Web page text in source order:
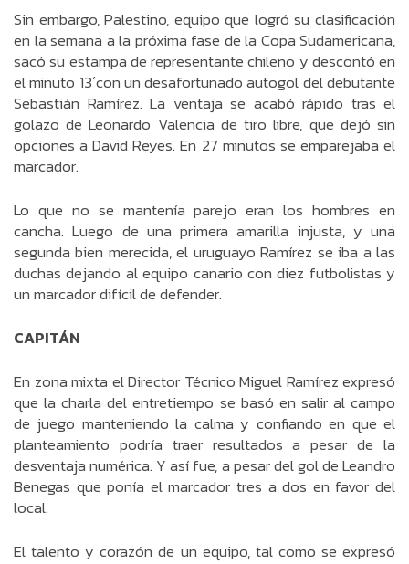
Sin embargo, Palestino, equipo que logró su clasificación
en la semana a la próxima fase de la Copa Sudamericana,
sacó su estampa de representante chileno y descontó en
el minuto 13´con un desafortunado autogol del debutante
Sebastián Ramírez. La ventaja se acabó rápido tras el
golazo de Leonardo Valencia de tiro libre, que dejó sin
opciones a David Reyes. En 27 minutos se emparejaba el
marcador.
Lo que no se mantenía parejo eran los hombres en
cancha. Luego de una primera amarilla injusta, y una
segunda bien merecida, el uruguayo Ramírez se iba a las
duchas dejando al equipo canario con diez futbolistas y
un marcador difícil de defender.
CAPITÁN
En zona mixta el Director Técnico Miguel Ramírez expresó
que la charla del entretiempo se basó en salir al campo
de juego manteniendo la calma y confiando en que el
planteamiento podría traer resultados a pesar de la
desventaja numérica. Y así fue, a pesar del gol de Leandro
Benegas que ponía el marcador tres a dos en favor del
local.
El talento y corazón de un equipo, tal como se expresó